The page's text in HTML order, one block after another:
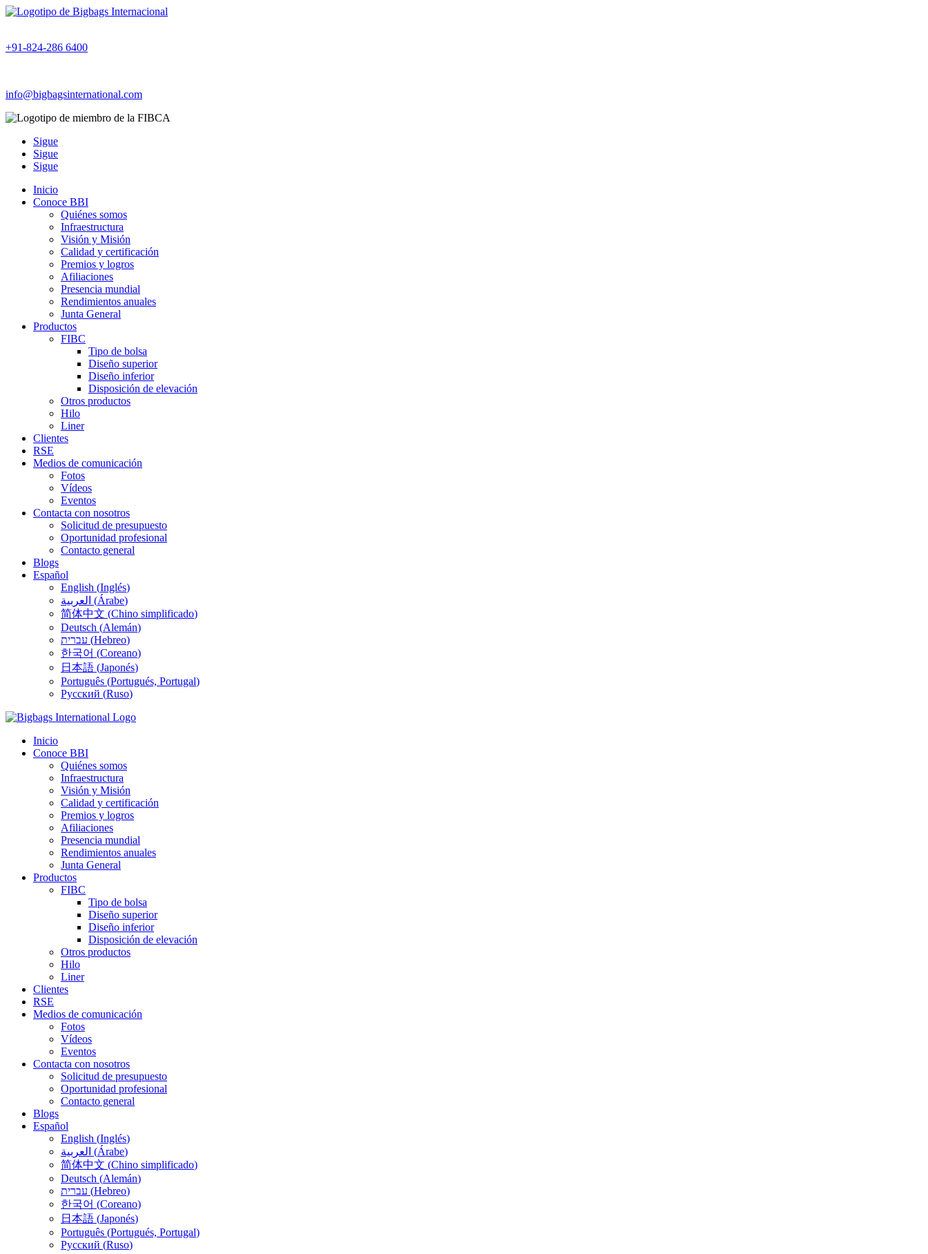
+91-824-286 6400
info@bigbagsinternational.com
Sigue
Sigue
Sigue
Inicio
Conoce BBI
Quiénes somos
Infraestructura
Visión y Misión
Calidad y certificación
Premios y logros
Afiliaciones
Presencia mundial
Rendimientos anuales
Junta General
Productos
FIBC
Tipo de bolsa
Diseño superior
Diseño inferior
Disposición de elevación
Otros productos
Hilo
Liner
Clientes
RSE
Medios de comunicación
Fotos
Vídeos
Eventos
Contacta con nosotros
Solicitud de presupuesto
Oportunidad profesional
Contacto general
Blogs
Español
English (Inglés)
العربية (Árabe)
简体中文 (Chino simplificado)
Deutsch (Alemán)
עברית (Hebreo)
한국어 (Coreano)
日本語 (Japonés)
Português (Portugués, Portugal)
Русский (Ruso)
Inicio
Conoce BBI
Quiénes somos
Infraestructura
Visión y Misión
Calidad y certificación
Premios y logros
Afiliaciones
Presencia mundial
Rendimientos anuales
Junta General
Productos
FIBC
Tipo de bolsa
Diseño superior
Diseño inferior
Disposición de elevación
Otros productos
Hilo
Liner
Clientes
RSE
Medios de comunicación
Fotos
Vídeos
Eventos
Contacta con nosotros
Solicitud de presupuesto
Oportunidad profesional
Contacto general
Blogs
Español
English (Inglés)
العربية (Árabe)
简体中文 (Chino simplificado)
Deutsch (Alemán)
עברית (Hebreo)
한국어 (Coreano)
日本語 (Japonés)
Português (Portugués, Portugal)
Русский (Ruso)